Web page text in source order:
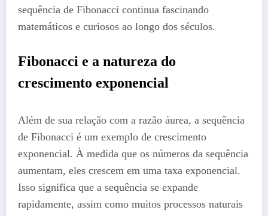
sequência de Fibonacci continua fascinando
matemáticos e curiosos ao longo dos séculos.
Fibonacci e a natureza do
crescimento exponencial
Além de sua relação com a razão áurea, a sequência
de Fibonacci é um exemplo de crescimento
exponencial. À medida que os números da sequência
aumentam, eles crescem em uma taxa exponencial.
Isso significa que a sequência se expande
rapidamente, assim como muitos processos naturais